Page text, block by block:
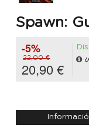
Spawn:
-5%
22,00 €
20,90 €